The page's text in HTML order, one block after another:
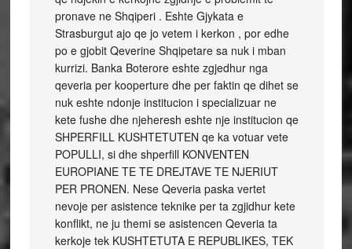
pronave ne Shqiperi . Eshte Gjykata e
Strasburgut ajo qe jo vetem i kerkon , por edhe
po e gjobit Qeverine Shqipetare sa nuk i mban
kurrizi. Banka Boterore eshte zgjedhur nga
qeveria per kooperture dhe per faktin qe dihet se
nuk eshte ndonje institucion i specializuar ne
kete fushe dhe njeheresh eshte nje institucion qe
SHPERFILL KUSHTETUTEN qe ka votuar vete
POPULLI, si dhe shperfill KONVENTEN
EUROPIANE TE TE DREJTAVE TE NJERIUT
PER PRONEN. Nese Qeveria paska vertet
nevoje per asistence teknike per ta zgjidhur kete
konflikt, ne ju themi se asistencen Qeveria ta
kerkoje tek KUSHTETUTA E REPUBLIKES, TEK